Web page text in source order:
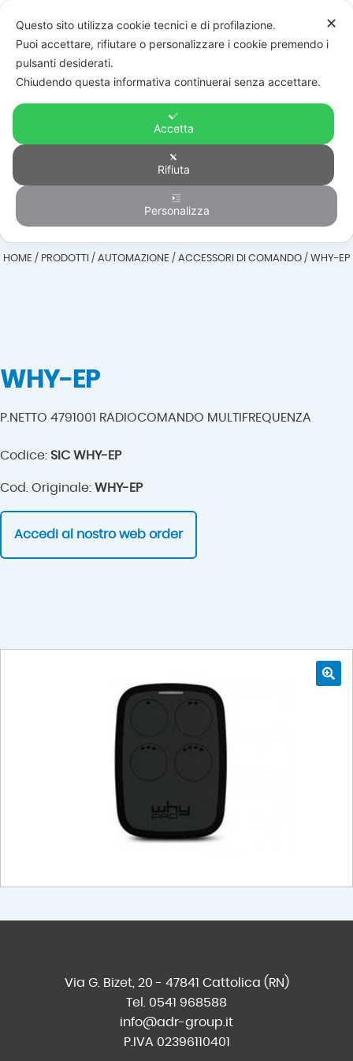
Accessori di
comando
HOME / PRODOTTI / AUTOMAZIONE / ACCESSORI DI COMANDO / WHY-EP
WHY-EP
P.NETTO 4791001 RADIOCOMANDO MULTIFREQUENZA
Codice: SIC WHY-EP
Cod. Originale: WHY-EP
Accedi al nostro web order
Via G. Bizet, 20 - 47841 Cattolica (RN)
Tel. 0541 968588
info@adr-group.it
P.IVA 02396110401
✕
Questo sito utilizza cookie tecnici e di profilazione.
Puoi accettare, rifiutare o personalizzare i cookie premendo i
pulsanti desiderati.
Chiudendo questa informativa continuerai senza accettare.
Accetta
Rifiuta
Personalizza